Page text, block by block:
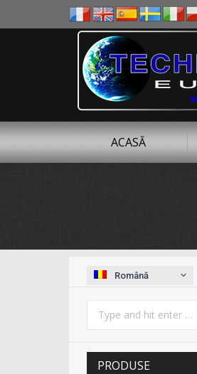
ACASĂ
Română
PRODUSE